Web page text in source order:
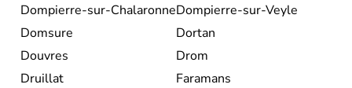
Dompierre-sur-ChalaronneDompierre-sur-Veyle
Domsure
Dortan
Douvres
Drom
Druillat
Faramans